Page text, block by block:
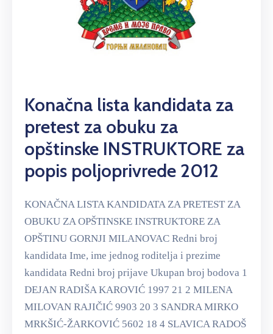
Konačna lista kandidata za
pretest za obuku za
opštinske INSTRUKTORE za
popis poljoprivrede 2012
KONAČNA LISTA KANDIDATA ZA PRETEST ZA
OBUKU ZA OPŠTINSKE INSTRUKTORE ZA
OPŠTINU GORNJI MILANOVAC Redni broj
kandidata Ime, ime jednog roditelja i prezime
kandidata Redni broj prijave Ukupan broj bodova 1
DEJAN RADIŠA KAROVIĆ 1997 21 2 MILENA
MILOVAN RAJIČIĆ 9903 20 3 SANDRA MIRKO
MRKŠIĆ-ŽARKOVIĆ 5602 18 4 SLAVICA RADOŠ